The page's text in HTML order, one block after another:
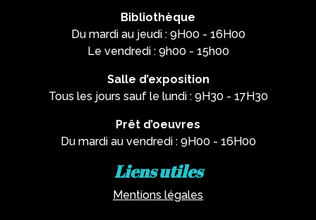
Bibliothèque
Du mardi au jeudi : 9H00 - 16H00
Le vendredi : 9h00 - 15h00
Salle d’exposition
Tous les jours sauf le lundi : 9H30 - 17H30
Prêt d’oeuvres
Du mardi au vendredi : 9H00 - 16H00
Liens utiles
Mentions légales